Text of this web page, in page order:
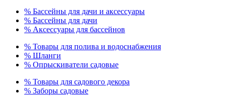
% Бассейны для дачи и аксессуары
% Бассейны для дачи
% Аксессуары для бассейнов
% Товары для полива и водоснабжения
% Шланги
% Опрыскиватели садовые
% Товары для садового декора
% Заборы садовые